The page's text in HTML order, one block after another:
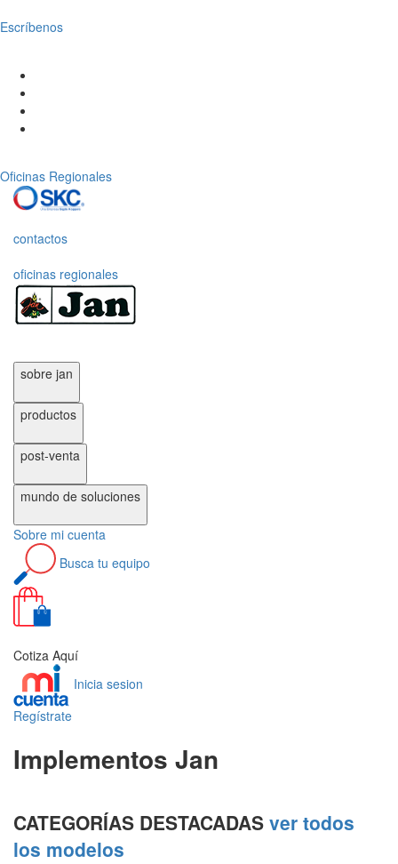
Escríbenos
Oficinas Regionales
contactos
oficinas regionales
sobre jan
productos
post-venta
mundo de soluciones
Sobre mi cuenta
Busca tu equipo
Cotiza Aquí
Inicia sesion
Regístrate
Implementos Jan
CATEGORÍAS DESTACADAS ver todos
los modelos